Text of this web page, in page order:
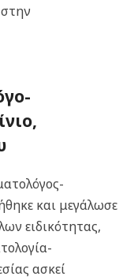
και μεγάλωσε
ειδικότητας,
ασκεί